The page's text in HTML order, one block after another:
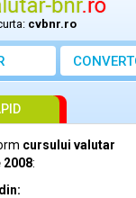
cvbnr.ro
cursului valutar
2008: